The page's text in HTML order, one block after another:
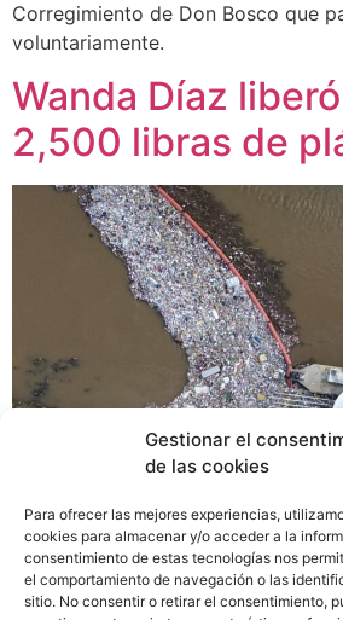
Gestionar el
de las cookies
Para ofrecer las mejores experiencias,
cookies para almacenar y/o acceder a la
consentimiento de estas tecnologías nos
el comportamiento de navegación o las
sitio. No consentir o retirar el consentimiento,
Corregimiento de Don Bosco que
voluntariamente.
Wanda Díaz
2,500 libras de
Marea Verde, asociación sin fines
2017, informa que la rueda Wanda